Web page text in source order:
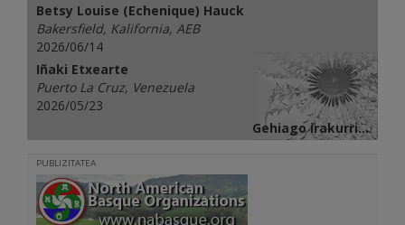
Betsy Louise (Echenique) Hauck
Bakersfield, Kalifornia, AEB
2026/06/14
Iñaki Etxearte
Puerto La Cruz, Venezuela
2026/05/23
Gehiago irakurri...
PUBLIZITATEA